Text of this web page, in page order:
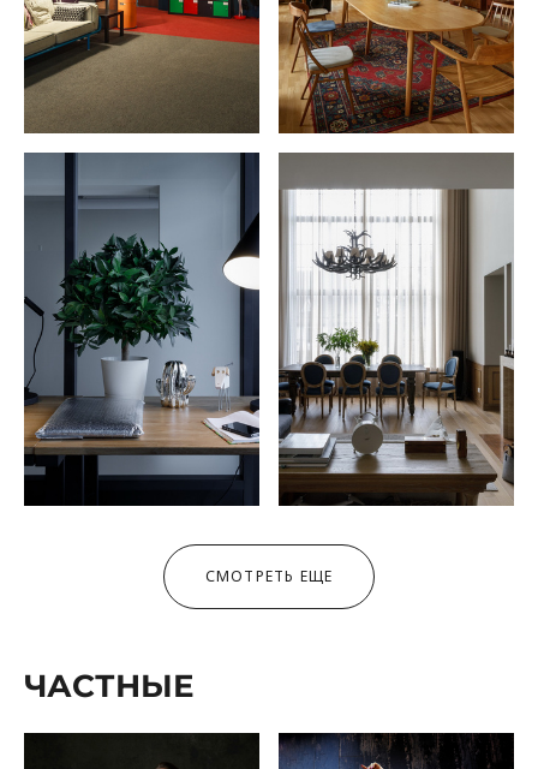
СМОТРЕТЬ ЕЩЕ
ЧАСТНЫЕ